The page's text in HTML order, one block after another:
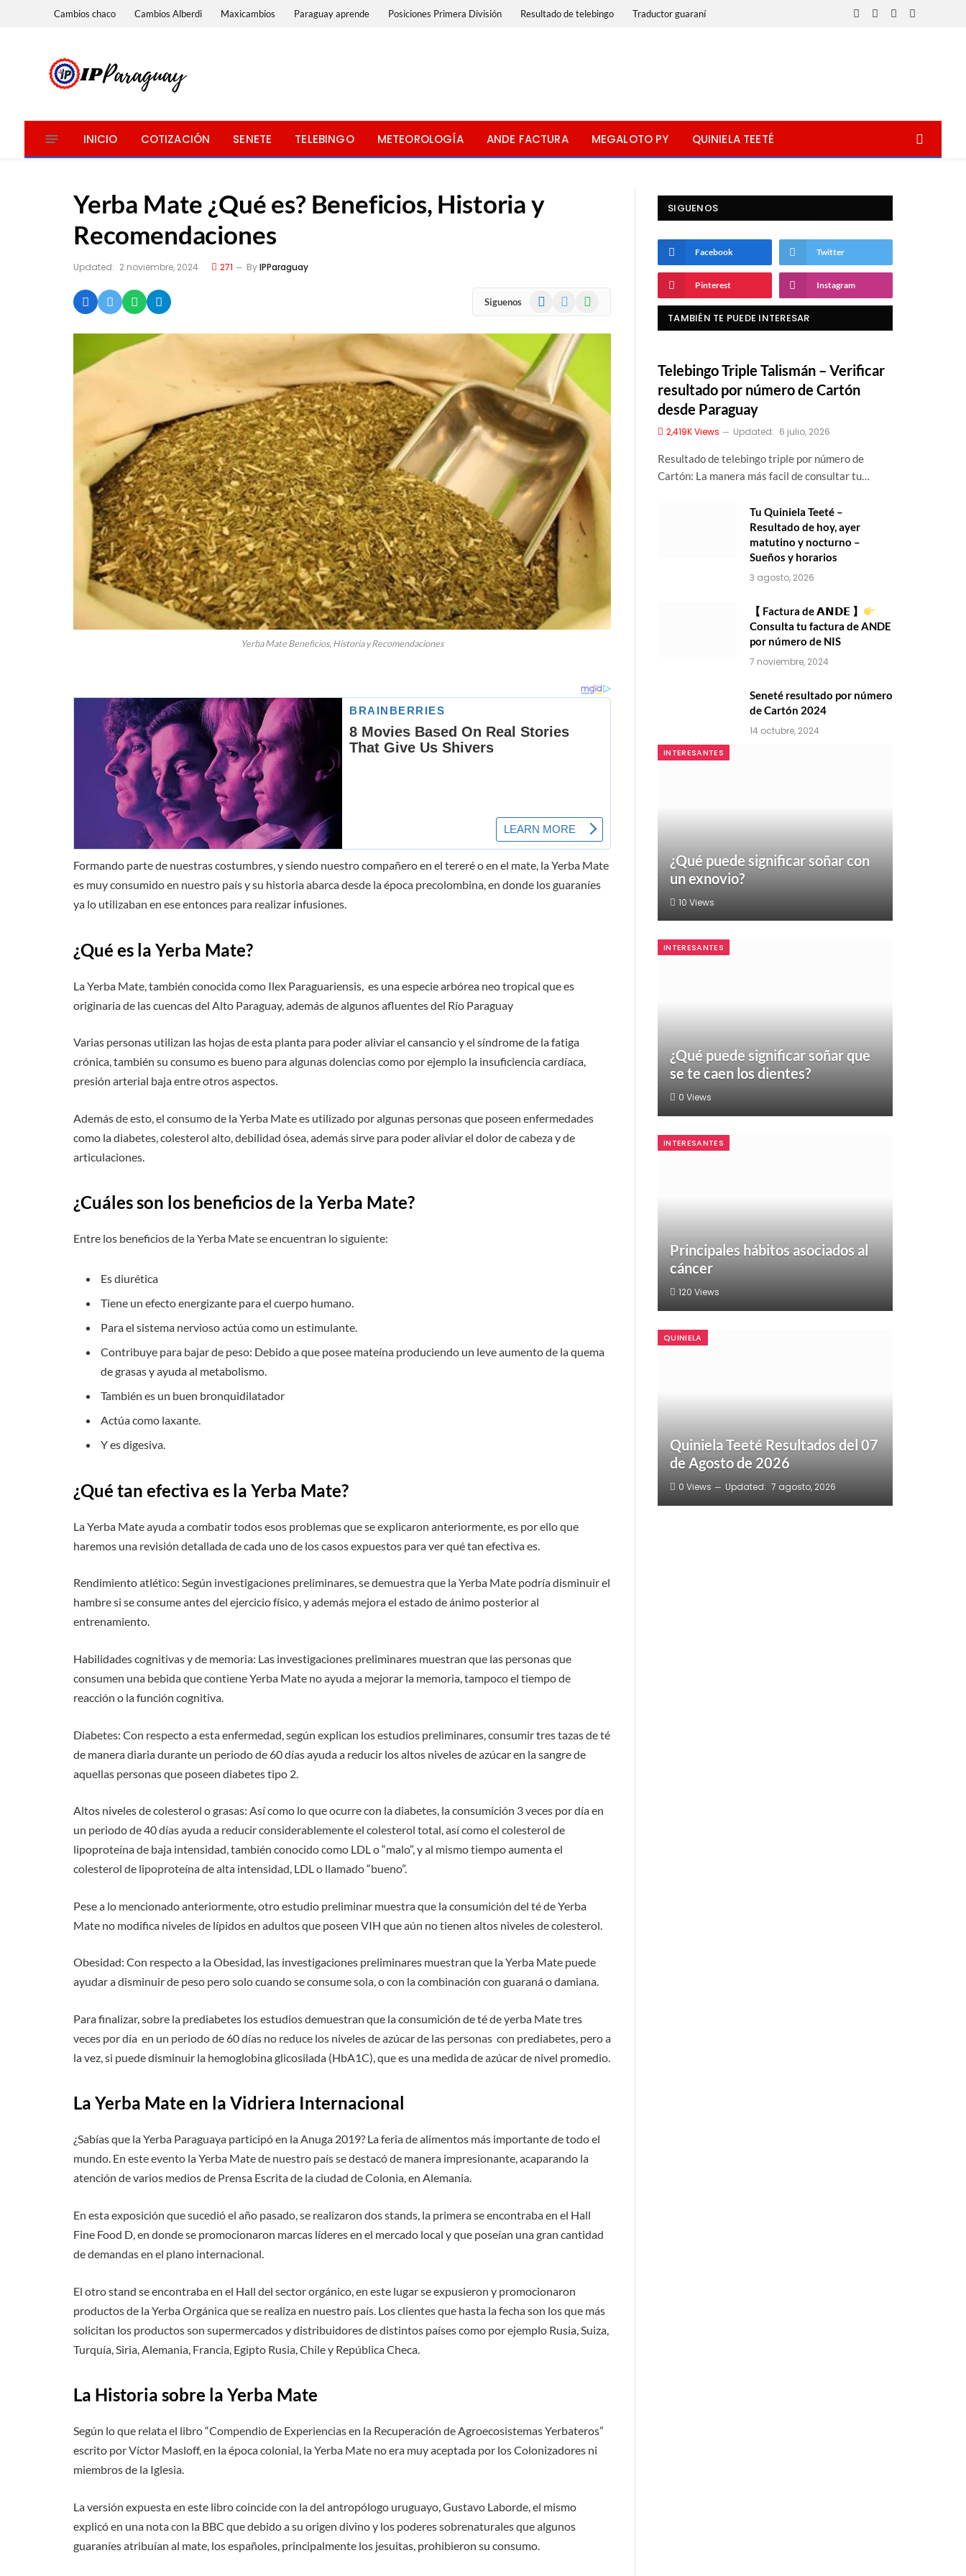
Cambios chaco Cambios Alberdi Maxicambios Paraguay aprende Posiciones Primera División Resultado de telebingo Traductor guaraní
Facebook
X
InstagramWhatsApp
INICIO COTIZACIÓN SENETE TELEBINGO METEOROLOGÍA ANDE FACTURA MEGALOTO PY QUINIELA TEETÉ
Yerba Mate ¿Qué es? Beneficios, Historia y
Recomendaciones
Updated: 2 noviembre, 2024 271 ByIPParaguay
Siguenos Facebook WhatsApp
Yerba Mate Beneficios, Historia y Recomendaciones
Formando parte de nuestras costumbres, y siendo nuestro compañero en el tereré o en el mate, la Yerba Mate
es muy consumido en nuestro país y su historia abarca desde la época precolombina, en donde los guaraníes
ya lo utilizaban en ese entonces para realizar infusiones.
¿Qué es la Yerba Mate?
La Yerba Mate, también conocida como Ilex Paraguariensis, es una especie arbórea neo tropical que es
originaria de las cuencas del Alto Paraguay, además de algunos afluentes del Río Paraguay
Varias personas utilizan las hojas de esta planta para poder aliviar el cansancio y el síndrome de la fatiga
crónica, también su consumo es bueno para algunas dolencias como por ejemplo la insuficiencia cardíaca,
presión arterial baja entre otros aspectos.
Además de esto, el consumo de la Yerba Mate es utilizado por algunas personas que poseen enfermedades
como la diabetes, colesterol alto, debilidad ósea, además sirve para poder aliviar el dolor de cabeza y de
articulaciones.
¿Cuáles son los beneficios de la Yerba Mate?
Entre los beneficios de la Yerba Mate se encuentran lo siguiente:
Es diurética
Tiene un efecto energizante para el cuerpo humano.
Para el sistema nervioso actúa como un estimulante.
Contribuye para bajar de peso: Debido a que posee mateína produciendo un leve aumento de la quema
de grasas y ayuda al metabolismo.
También es un buen bronquidilatador
Actúa como laxante.
Y es digesiva.
¿Qué tan efectiva es la Yerba Mate?
La Yerba Mate ayuda a combatir todos esos problemas que se explicaron anteriormente, es por ello que
haremos una revisión detallada de cada uno de los casos expuestos para ver qué tan efectiva es.
Rendimiento atlético: Según investigaciones preliminares, se demuestra que la Yerba Mate podría disminuir el
hambre si se consume antes del ejercicio físico, y además mejora el estado de ánimo posterior al
entrenamiento.
Habilidades cognitivas y de memoria: Las investigaciones preliminares muestran que las personas que
consumen una bebida que contiene Yerba Mate no ayuda a mejorar la memoria, tampoco el tiempo de
reacción o la función cognitiva.
Diabetes: Con respecto a esta enfermedad, según explican los estudios preliminares, consumir tres tazas de té
de manera diaria durante un periodo de 60 días ayuda a reducir los altos niveles de azúcar en la sangre de
aquellas personas que poseen diabetes tipo 2.
Altos niveles de colesterol o grasas: Así como lo que ocurre con la diabetes, la consumición 3 veces por día en
un periodo de 40 días ayuda a reducir considerablemente el colesterol total, así como el colesterol de
lipoproteína de baja intensidad, también conocido como LDL o “malo”, y al mismo tiempo aumenta el
colesterol de lipoproteína de alta intensidad, LDL o llamado “bueno”.
Pese a lo mencionado anteriormente, otro estudio preliminar muestra que la consumición del té de Yerba
Mate no modifica niveles de lípidos en adultos que poseen VIH que aún no tienen altos niveles de colesterol.
Obesidad: Con respecto a la Obesidad, las investigaciones preliminares muestran que la Yerba Mate puede
ayudar a disminuir de peso pero solo cuando se consume sola, o con la combinación con guaraná o damiana.
Para finalizar, sobre la prediabetes los estudios demuestran que la consumición de té de yerba Mate tres
veces por día en un periodo de 60 días no reduce los niveles de azúcar de las personas con prediabetes, pero a
la vez, si puede disminuir la hemoglobina glicosilada (HbA1C), que es una medida de azúcar de nivel promedio.
La Yerba Mate en la Vidriera Internacional
¿Sabías que la Yerba Paraguaya participó en la Anuga 2019? La feria de alimentos más importante de todo el
mundo. En este evento la Yerba Mate de nuestro país se destacó de manera impresionante, acaparando la
atención de varios medios de Prensa Escrita de la ciudad de Colonia, en Alemania.
En esta exposición que sucedió el año pasado, se realizaron dos stands, la primera se encontraba en el Hall
Fine Food D, en donde se promocionaron marcas líderes en el mercado local y que poseían una gran cantidad
de demandas en el plano internacional.
El otro stand se encontraba en el Hall del sector orgánico, en este lugar se expusieron y promocionaron
productos de la Yerba Orgánica que se realiza en nuestro país. Los clientes que hasta la fecha son los que más
solicitan los productos son supermercados y distribuidores de distintos países como por ejemplo Rusia, Suiza,
Turquía, Siria, Alemania, Francia, Egipto Rusia, Chile y República Checa.
La Historia sobre la Yerba Mate
Según lo que relata el libro “Compendio de Experiencias en la Recuperación de Agroecosistemas Yerbateros”
escrito por Víctor Masloff, en la época colonial, la Yerba Mate no era muy aceptada por los Colonizadores ni
miembros de la Iglesia.
La versión expuesta en este libro coincide con la del antropólogo uruguayo, Gustavo Laborde, el mismo
explicó en una nota con la BBC que debido a su origen divino y los poderes sobrenaturales que algunos
guaraníes atribuían al mate, los españoles, principalmente los jesuitas, prohibieron su consumo.
SIGUENOS
Facebook Twitter
Pinterest Instagram
TAMBIÉN TE PUEDE INTERESAR
Telebingo Triple Talismán – Verificar
resultado por número de Cartón
desde Paraguay
2,419KViews Updated: 6 julio, 2026
Resultado de telebingo triple por número de
Cartón: La manera más facil de consultar tu…
Tu Quiniela Teeté –
Resultado de hoy, ayer
matutino y nocturno –
Sueños y horarios
3 agosto, 2026
【 Factura de 𝗔𝗡𝗗𝗘 】
Consulta tu factura de ANDE
por número de NIS
7 noviembre, 2024
Seneté resultado por número
de Cartón 2024
14 octubre, 2024
INTERESANTES
¿Qué puede significar soñar con
un exnovio?
10 Views
INTERESANTES
¿Qué puede significar soñar que
se te caen los dientes?
0 Views
INTERESANTES
Principales hábitos asociados al
cáncer
120 Views
QUINIELA
Quiniela Teeté Resultados del 07
de Agosto de 2026
0 Views Updated: 7 agosto, 2026